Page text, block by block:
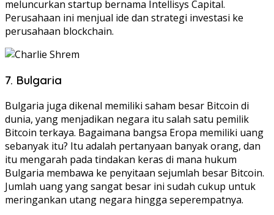
meluncurkan startup bernama Intellisys Capital.
Perusahaan ini menjual ide dan strategi investasi ke
perusahaan blockchain.
7. Bulgaria
Bulgaria juga dikenal memiliki saham besar Bitcoin di
dunia, yang menjadikan negara itu salah satu pemilik
Bitcoin terkaya. Bagaimana bangsa Eropa memiliki uang
sebanyak itu? Itu adalah pertanyaan banyak orang, dan
itu mengarah pada tindakan keras di mana hukum
Bulgaria membawa ke penyitaan sejumlah besar Bitcoin.
Jumlah uang yang sangat besar ini sudah cukup untuk
meringankan utang negara hingga seperempatnya.